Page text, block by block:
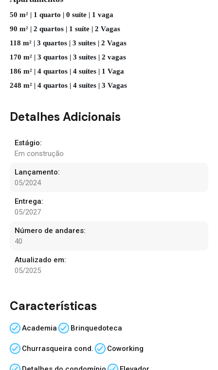
50 m² | 1 quarto | 0 suíte | 1 vaga
90 m² | 2 quartos | 1 suíte | 2 Vagas
118 m² | 3 quartos | 3 suítes | 2 Vagas
170 m² | 3 quartos | 3 suítes | 2 vagas
186 m² | 4 quartos | 4 suítes | 1 Vaga
248 m² | 4 quartos | 4 suítes | 3 Vagas
Detalhes Adicionais
Estágio:
Em construção
Lançamento:
05/2024
Entrega:
05/2027
Número de andares:
40
Atualizado em:
05/2025
Características
Academia Brinquedoteca
Churrasqueira cond. Coworking